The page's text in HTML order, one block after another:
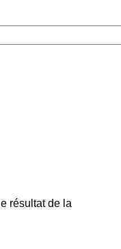
résultat de la